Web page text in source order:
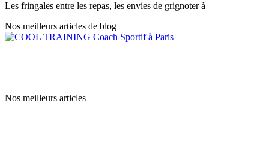
Les fringales entre les repas, les envies de grignoter à
Nos meilleurs articles de blog
Nos meilleurs articles